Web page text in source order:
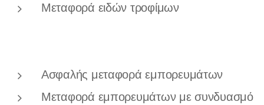
Μεταφορά ειδών τροφίμων
Ασφαλής μεταφορά εμπορευμάτων
Μεταφορά εμπορευμάτων με συνδυασμό